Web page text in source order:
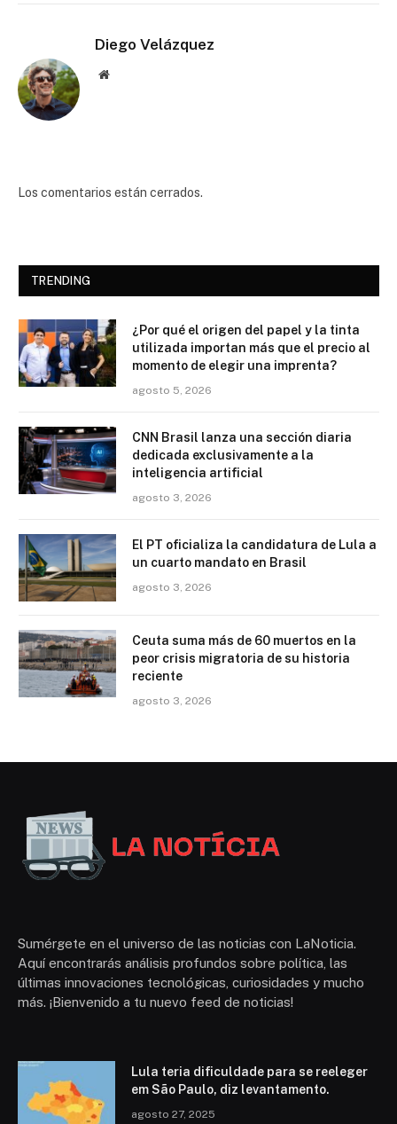
Diego Velázquez
Website
Los comentarios están cerrados.
TRENDING
¿Por qué el origen del papel y la tinta
utilizada importan más que el precio al
momento de elegir una imprenta?
agosto 5, 2026
CNN Brasil lanza una sección diaria
dedicada exclusivamente a la
inteligencia artificial
agosto 3, 2026
El PT oficializa la candidatura de Lula a
un cuarto mandato en Brasil
agosto 3, 2026
Ceuta suma más de 60 muertos en la
peor crisis migratoria de su historia
reciente
agosto 3, 2026
Sumérgete en el universo de las noticias con LaNoticia.
Aquí encontrarás análisis profundos sobre política, las
últimas innovaciones tecnológicas, curiosidades y mucho
más. ¡Bienvenido a tu nuevo feed de noticias!
Lula teria dificuldade para se reeleger
em São Paulo, diz levantamento.
agosto 27, 2025